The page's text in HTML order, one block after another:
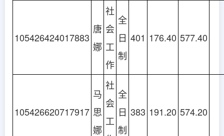
105426424017883
唐
娜
社
会
工
作
全
日
制
401 176.40 577.40
105426620717917
马
思
娜
社
会
工
全
日
制
383 191.20 574.20